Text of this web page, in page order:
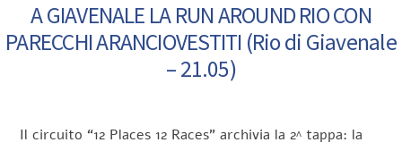
A GIAVENALE LA RUN AROUND RIO CON
PARECCHI ARANCIOVESTITI (Rio di Giavenale
– 21.05)
Il circuito “12 Places 12 Races” archivia la 2^ tappa: la